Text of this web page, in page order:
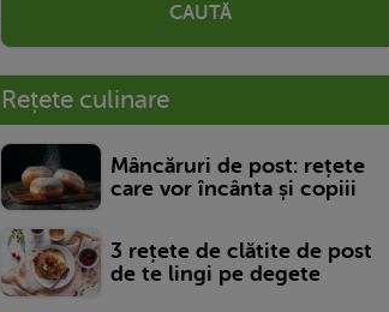
CAUTĂ
Rețete culinare
Mâncăruri de post: rețete
care vor încânta și copiii
3 rețete de clătite de post
de te lingi pe degete